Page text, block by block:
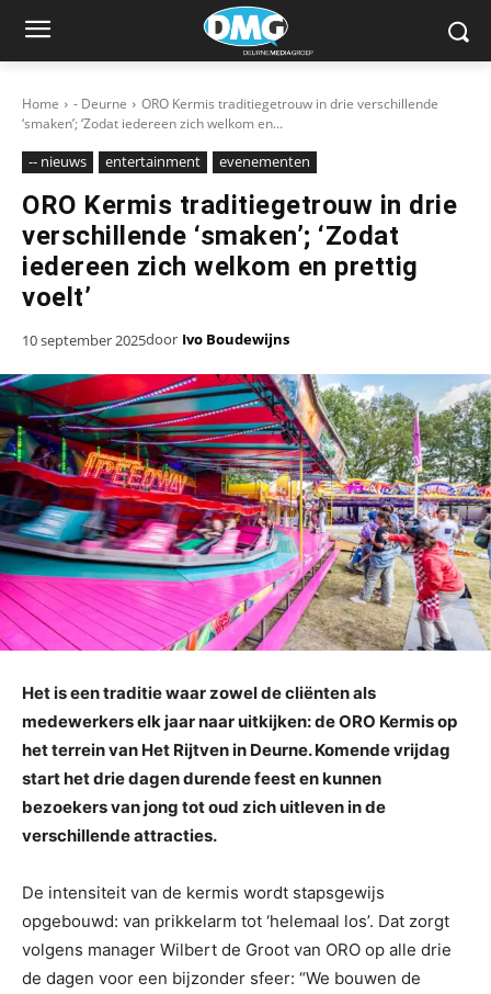
Home - Deurne
ORO Kermis traditiegetrouw in drie verschillende
‘smaken’; ‘Zodat iedereen zich welkom en...
-- nieuws entertainment evenementen
ORO Kermis traditiegetrouw in drie
verschillende ‘smaken’; ‘Zodat
iedereen zich welkom en prettig
voelt’
10 september 2025door Ivo Boudewijns
Het is een traditie waar zowel de cliënten als
medewerkers elk jaar naar uitkijken: de ORO Kermis op
het terrein van Het Rijtven in Deurne. Komende vrijdag
start het drie dagen durende feest en kunnen
bezoekers van jong tot oud zich uitleven in de
verschillende attracties.
De intensiteit van de kermis wordt stapsgewijs
opgebouwd: van prikkelarm tot ‘helemaal los’. Dat zorgt
volgens manager Wilbert de Groot van ORO op alle drie
de dagen voor een bijzonder sfeer: “We bouwen de